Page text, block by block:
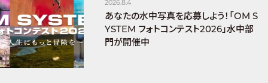
2026.8.4
あなたの水中写真を応募しよう！「OM S
YSTEM フォトコンテスト2026」水中部
門が開催中